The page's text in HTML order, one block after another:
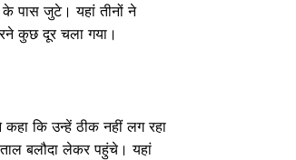
के पास जुटे। यहां तीनों ने
कुछ दूर चला गया।
कि उन्हें ठीक नहीं लग रहा
बलौदा लेकर पहुंचे। यहां